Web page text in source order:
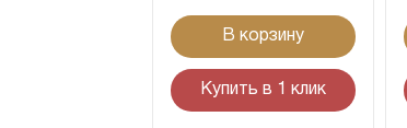
В корзину
Купить в 1 клик